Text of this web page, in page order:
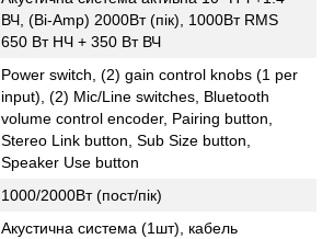
ВЧ, (Bi-Amp) 2000Вт (пік), 1000Вт RMS
650 Вт НЧ + 350 Вт ВЧ
Power switch, (2) gain control knobs (1 per
input), (2) Mic/Line switches, Bluetooth
volume control encoder, Pairing button,
Stereo Link button, Sub Size button,
Speaker Use button
1000/2000Вт (пост/пік)
Акустична система (1шт), кабель